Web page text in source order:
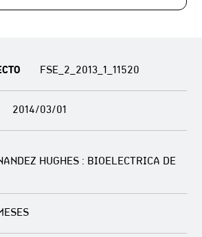
FSE_2_2013_1_11520
2014/03/01
HUGHES : BIOELECTRICA DE